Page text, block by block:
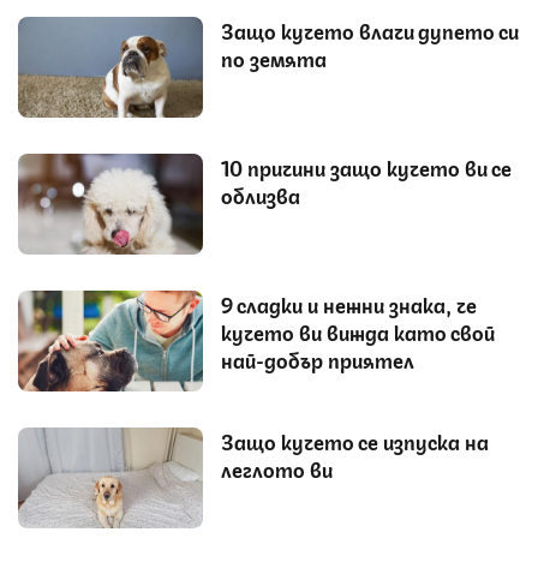
Защо кучето влачи дупето си
по земята
10 причини защо кучето ви се
облизва
9 сладки и нежни знака, че
кучето ви вижда като свой
най-добър приятел
Защо кучето се изпуска на
леглото ви